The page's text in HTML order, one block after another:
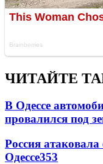
ЧИТАЙТЕ
В Одессе
провалился под
Россия
Одессе353